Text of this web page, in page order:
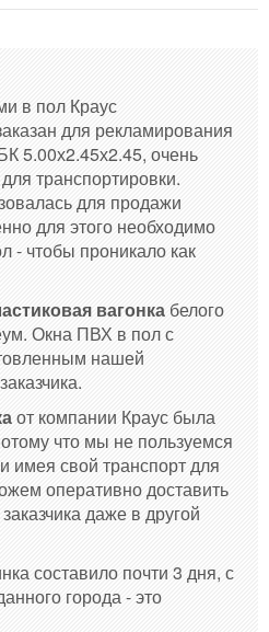
в пол Краус
для рекламирования
5.00х2.45х2.45, очень
транспортировки.
для продажи
для этого необходимо
- чтобы проникало как
вагонка белого
Окна ПВХ в пол с
нашей
от компании Краус была
что мы не пользуемся
имея свой транспорт для
оперативно доставить
даже в другой
составило почти 3 дня, с
города - это